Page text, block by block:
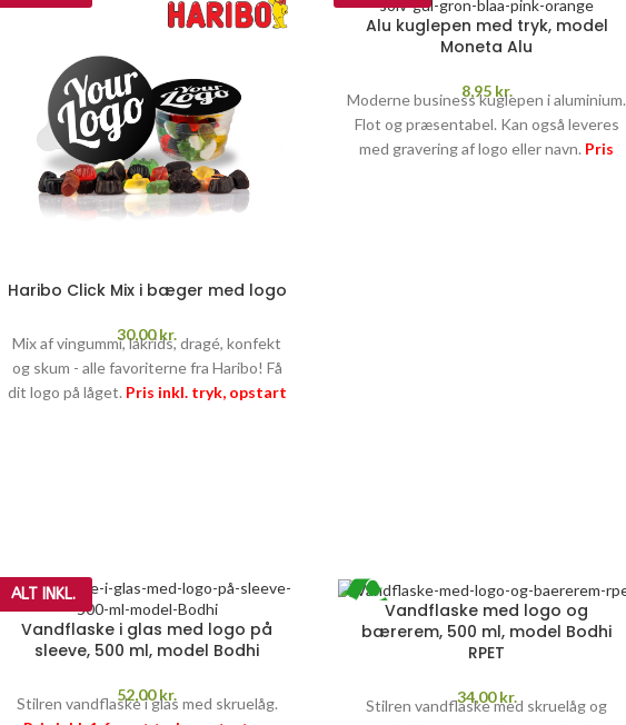
Haribo Click Mix i bæger med logo
30,00kr.
Mix af vingummi, lakrids, dragé, konfekt
og skum - alle favoriterne fra Haribo! Få
dit logo på låget. Pris inkl. tryk, opstart
Alu kuglepen med tryk, model
Moneta Alu
8,95 kr.
Moderne business kuglepen i aluminium.
Flot og præsentabel. Kan også leveres
med gravering af logo eller navn. Pris
ALT INKL.
Vandflaske i glas med logo på
sleeve, 500 ml, model Bodhi
52,00kr.
Stilren vandflaske i glas med skruelåg.
Vandflaske med logo og
bærerem, 500 ml, model Bodhi
RPET
34,00kr.
Stilren vandflaske med skruelåg og